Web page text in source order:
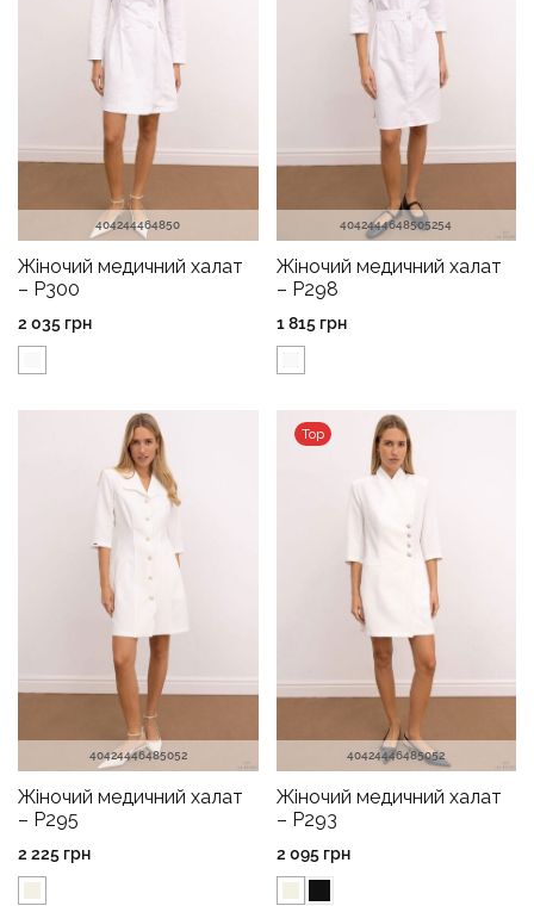
404244464850
Жіночий медичний халат
– P300
2 035 грн
4042444648505254
Жіночий медичний халат
– P298
1 815 грн
40424446485052
Жіночий медичний халат
– P295
2 225 грн
Top
40424446485052
Жіночий медичний халат
– P293
2 095 грн